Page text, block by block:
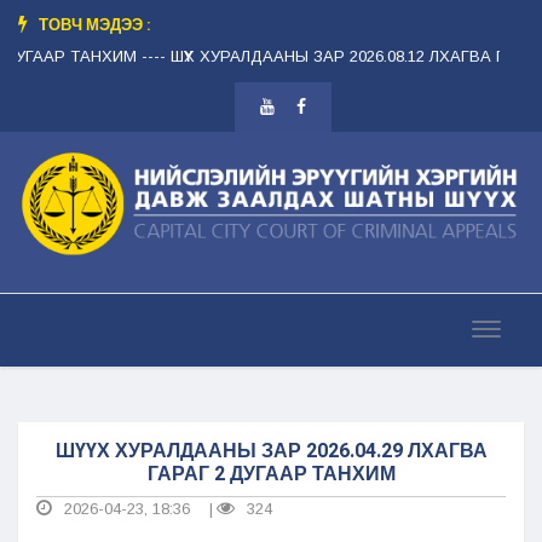
ТОВЧ МЭДЭЭ :
ТАНХИМ ---- ШҮҮХ ХУРАЛДААНЫ ЗАР 2026.08.12 ЛХАГВА ГАРАГ
ШҮҮХ ХУРАЛДААНЫ ЗАР 2026.04.29 ЛХАГВА
ГАРАГ 2 ДУГААР ТАНХИМ
2026-04-23, 18:36 | 324